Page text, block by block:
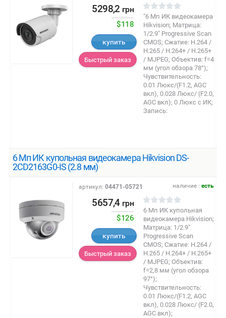
5298,2 грн
$118
купить
Быстрый заказ
"6 Мп ИК видеокамера
Hikvision; Матрица:
1/2.9" Progressive Scan
CMOS; Сжатие: H.264 /
Н.265 / H.264+ / Н.265+
/ MJPEG; Объектив: f=4
мм (угол обзора 78°);
Чувствительность:
0.01 Люкс/(F1.2, AGC
вкл), 0.028 Люкс/ (F2.0,
AGC вкл); 0 Люкс с ИК;
Запись:
6 Мп ИК купольная видеокамера Hikvision DS-
2CD2163G0-IS (2.8 мм)
наличие :есть
артикул: 04471-05721
5657,4 грн
$126
купить
Быстрый заказ
6 Мп ИК купольная
видеокамера Hikvision;
Матрица: 1/2.9"
Progressive Scan
CMOS; Сжатие: H.264 /
Н.265 / H.264+ / Н.265+
/ MJPEG; Объектив:
f=2,8 мм (угол обзора
97°);
Чувствительность:
0.01 Люкс/(F1.2, AGC
вкл), 0.028 Люкс/ (F2.0,
AGC вкл);